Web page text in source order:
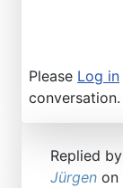
Please Log in
conversation.
Replied by
Jürgen on